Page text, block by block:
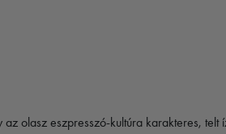
olasz eszpresszó-kultúra karakteres,